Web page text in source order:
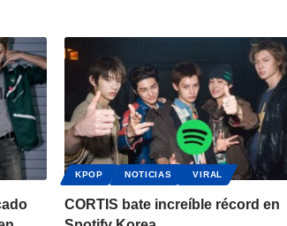
KPOP NOTICIAS VIRAL
CORTIS bate increíble récord en